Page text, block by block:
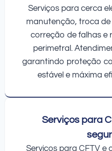
Serviços para cerca
manutenção, troca de
correção de falhas e
perimetral.
garantindo proteção
estável e máxima
Serviços para
Serviços para CFTV e